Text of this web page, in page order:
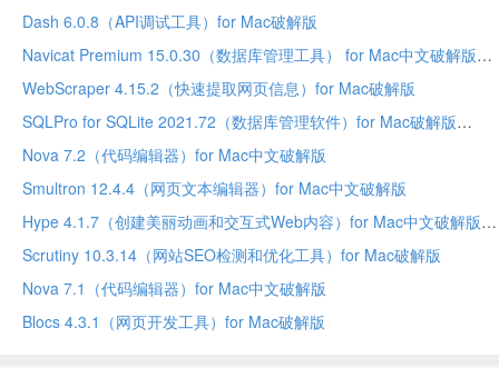
Dash 6.0.8（API调试工具）for Mac破解版
Navicat Premium 15.0.30（数据库管理工具） for Mac中文破解版
WebScraper 4.15.2（快速提取网页信息）for Mac破解版
SQLPro for SQLite 2021.72（数据库管理软件）for Mac破解版
Nova 7.2（代码编辑器）for Mac中文破解版
Smultron 12.4.4（网页文本编辑器）for Mac中文破解版
Hype 4.1.7（创建美丽动画和交互式Web内容）for Mac中文破解版
Scrutiny 10.3.14（网站SEO检测和优化工具）for Mac破解版
Nova 7.1（代码编辑器）for Mac中文破解版
Blocs 4.3.1（网页开发工具）for Mac破解版